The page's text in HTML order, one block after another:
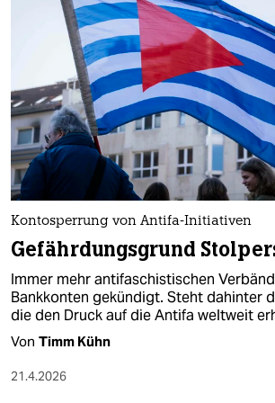
epaper login
Kontosperrung von Antifa-Initiativen
Gefährdungsgrund
Immer mehr antifaschistischen
Bankkonten gekündigt. Steht dahinter
die den Druck auf die Antifa weltweit
Von Timm Kühn
21.4.2026